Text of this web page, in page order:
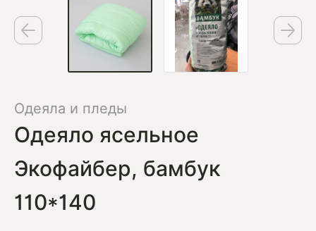
Одеяла и пледы
Одеяло ясельное
Экофайбер, бамбук
110*140